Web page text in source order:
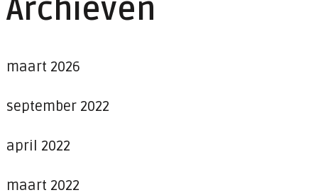
Archieven
maart 2026
september 2022
april 2022
maart 2022